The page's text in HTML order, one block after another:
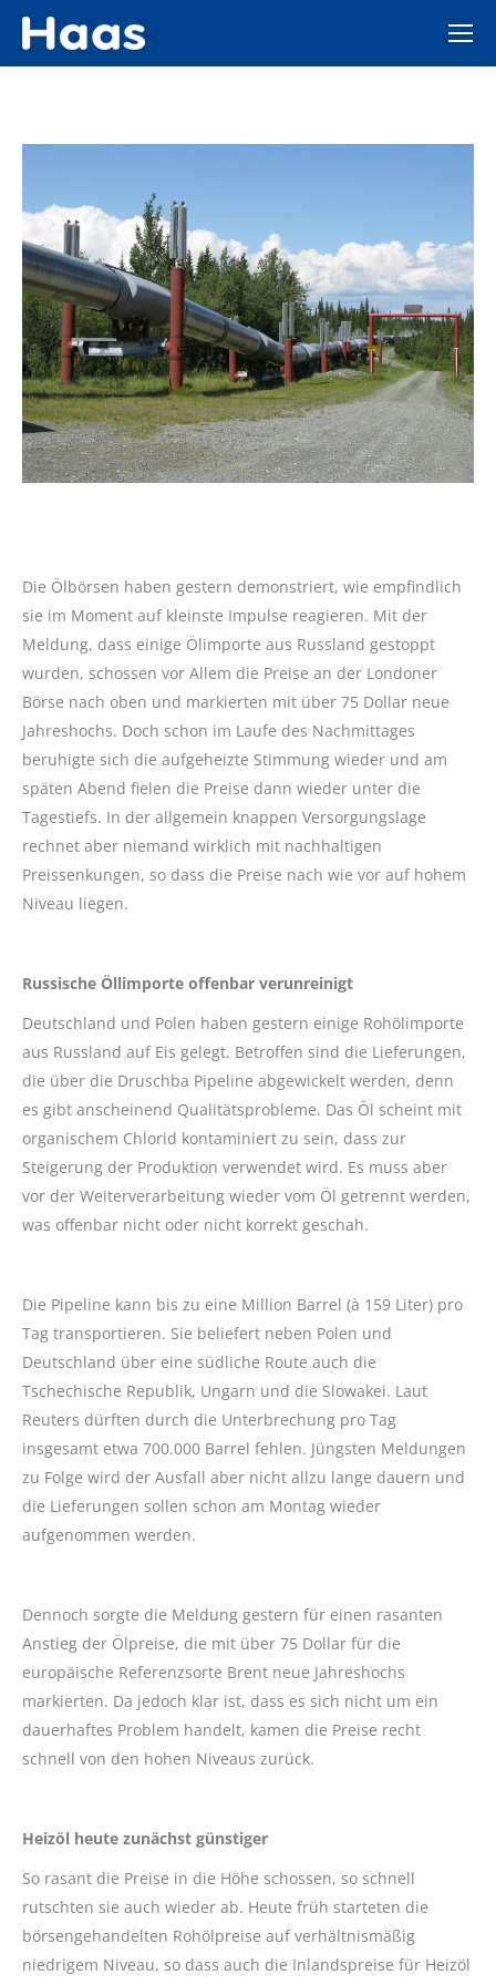
Die Ölbörsen haben gestern demonstriert, wie empfindlich
sie im Moment auf kleinste Impulse reagieren. Mit der
Meldung, dass einige Ölimporte aus Russland gestoppt
wurden, schossen vor Allem die Preise an der Londoner
Börse nach oben und markierten mit über 75 Dollar neue
Jahreshochs. Doch schon im Laufe des Nachmittages
beruhigte sich die aufgeheizte Stimmung wieder und am
späten Abend fielen die Preise dann wieder unter die
Tagestiefs. In der allgemein knappen Versorgungslage
rechnet aber niemand wirklich mit nachhaltigen
Preissenkungen, so dass die Preise nach wie vor auf hohem
Niveau liegen.
Russische Öllimporte offenbar verunreinigt
Deutschland und Polen haben gestern einige Rohölimporte
aus Russland auf Eis gelegt. Betroffen sind die Lieferungen,
die über die Druschba Pipeline abgewickelt werden, denn
es gibt anscheinend Qualitätsprobleme. Das Öl scheint mit
organischem Chlorid kontaminiert zu sein, dass zur
Steigerung der Produktion verwendet wird. Es muss aber
vor der Weiterverarbeitung wieder vom Öl getrennt werden,
was offenbar nicht oder nicht korrekt geschah.
Die Pipeline kann bis zu eine Million Barrel (à 159 Liter) pro
Tag transportieren. Sie beliefert neben Polen und
Deutschland über eine südliche Route auch die
Tschechische Republik, Ungarn und die Slowakei. Laut
Reuters dürften durch die Unterbrechung pro Tag
insgesamt etwa 700.000 Barrel fehlen. Jüngsten Meldungen
zu Folge wird der Ausfall aber nicht allzu lange dauern und
die Lieferungen sollen schon am Montag wieder
aufgenommen werden.
Dennoch sorgte die Meldung gestern für einen rasanten
Anstieg der Ölpreise, die mit über 75 Dollar für die
europäische Referenzsorte Brent neue Jahreshochs
markierten. Da jedoch klar ist, dass es sich nicht um ein
dauerhaftes Problem handelt, kamen die Preise recht
schnell von den hohen Niveaus zurück.
Heizöl heute zunächst günstiger
So rasant die Preise in die Höhe schossen, so schnell
rutschten sie auch wieder ab. Heute früh starteten die
börsengehandelten Rohölpreise auf verhältnismäßig
niedrigem Niveau, so dass auch die Inlandspreise für Heizöl